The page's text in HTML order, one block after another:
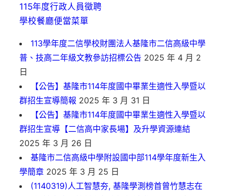
115年度行政人員徵聘
學校餐廳便當菜單
113學年度二信學校財團法人基隆市二信高級中學
普、技高二年級文教參訪招標公告 2025 年 4 月 2
日
【公告】基隆市114年度國中畢業生適性入學暨以
群招生宣導簡報 2025 年 3 月 31 日
【公告】基隆市114年度國中畢業生適性入學暨以
群招生宣導【二信高中家長場】及升學資源連結
2025 年 3 月 26 日
基隆市二信高級中學附設國中部114學年度新生入
學簡章 2025 年 3 月 25 日
(1140319)人工智慧夯, 基隆學測榜首曾竹慧志在